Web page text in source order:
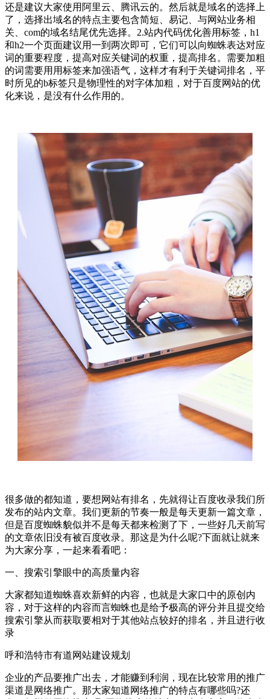
还是建议大家使用阿里云、腾讯云的。然后就是域名的选择上
了，选择出域名的特点主要包含简短、易记、与网站业务相
关、com的域名结尾优先选择。2.站内代码优化善用标签，h1
和h2一个页面建议用一到两次即可，它们可以向蜘蛛表达对应
词的重要程度，提高对应关键词的权重，提高排名。需要加粗
的词需要用用标签来加强语气，这样才有利于关键词排名，平
时所见的b标签只是物理性的对字体加粗，对于百度网站的优
化来说，是没有什么作用的。
很多做的都知道，要想网站有排名，先就得让百度收录我们所
发布的站内文章。我们更新的节奏一般是每天更新一篇文章，
但是百度蜘蛛貌似并不是每天都来检测了下，一些好几天前写
的文章依旧没有被百度收录。那这是为什么呢?下面就让就来
为大家分享，一起来看看吧：
一、搜索引擎眼中的高质量内容
大家都知道蜘蛛喜欢新鲜的内容，也就是大家口中的原创内
容，对于这样的内容而言蜘蛛也是给予极高的评分并且提交给
搜索引擎从而获取要相对于其他站点较好的排名，并且进行收
录
呼和浩特市有道网站建设规划
企业的产品要推广出去，才能赚到利润，现在比较常用的推广
渠道是网络推广。那大家知道网络推广的特点有哪些吗?还